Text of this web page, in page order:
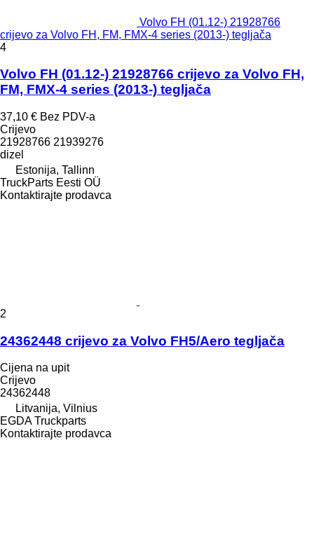
Volvo FH (01.12-) 21928766
crijevo za Volvo FH, FM, FMX-4 series (2013-) tegljača
4
Volvo FH (01.12-) 21928766 crijevo za Volvo FH,
FM, FMX-4 series (2013-) tegljača
37,10 € Bez PDV-a
Crijevo
21928766 21939276
dizel
Estonija, Tallinn
TruckParts Eesti OÜ
Kontaktirajte prodavca
2
24362448 crijevo za Volvo FH5/Aero tegljača
Cijena na upit
Crijevo
24362448
Litvanija, Vilnius
EGDA Truckparts
Kontaktirajte prodavca